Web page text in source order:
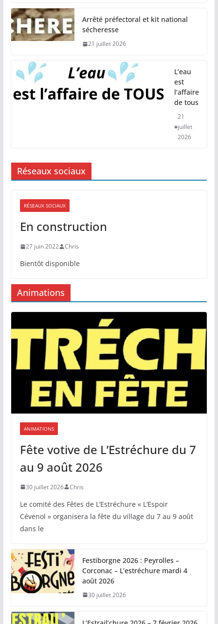
Arrêté préfectoral et kit national
sécheresse
21 juillet 2026
L’eau
est
l’affaire
de tous
21
juillet
2026
Réseaux sociaux
RÉSEAUX SOCIAUX
En construction
27 juin 2022 Chris
Bientôt disponible
Animations
ANIMATIONS
Fête votive de L’Estréchure du 7
au 9 août 2026
30 juillet 2026 Chris
Le comité des Fêtes de L’Estréchure « L’Espoir
Cévenol » organisera la fête du village du 7 au 9 août
dans le
Festiborgne 2026 : Peyrolles –
Corconac – L’estréchure mardi 4
août 2026
30 juillet 2026